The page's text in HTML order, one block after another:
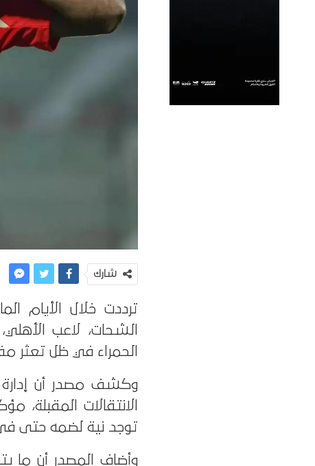
شارك
ترددت خلال الأيام
الشحات، لاعب
الحمراء في ظل تعثر
وكشف مصدر أن إدارة
الانتقالات
توجد نية لضمه حتى
وأضاف المصدر أن ما